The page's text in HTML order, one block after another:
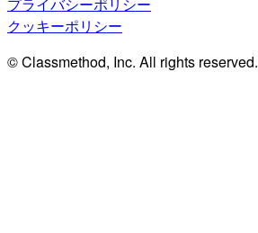
プライバシーポリシー
クッキーポリシー
© Classmethod, Inc. All rights reserved.